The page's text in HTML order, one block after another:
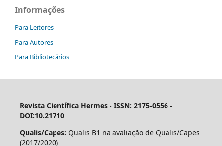
Informações
Para Leitores
Para Autores
Para Bibliotecários
Revista Científica Hermes - ISSN: 2175-0556 -
DOI:10.21710
Qualis/Capes: Qualis B1 na avaliação de Qualis/Capes
(2017/2020)